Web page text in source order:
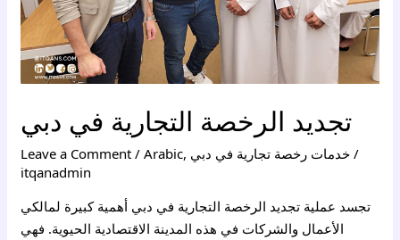
تجديد الرخصة التجارية في دبي
Leave a Comment /Arabic, خدمات رخصة تجارية في دبي /
itqanadmin
تجسد عملية تجديد الرخصة التجارية في دبي أهمية كبيرة لمالكي
الأعمال والشركات في هذه المدينة الاقتصادية الحيوية. فهي